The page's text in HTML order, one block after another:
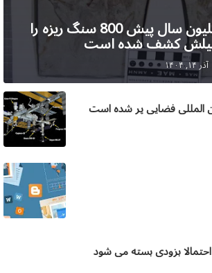
پرنده ای 120 میلیون سال پیش 800 سنگ ریزه را
کشف شده است
آذر ۱۴, ۱۴۰۴
المللی فضایی پر شده است
بزودی بسته می شود